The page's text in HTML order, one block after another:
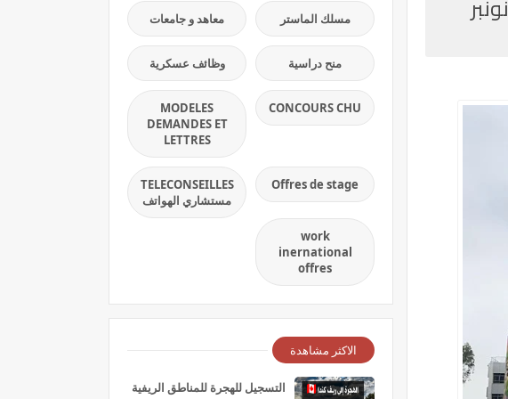
مباراة توظيف 1 مراقب داخلي بصندوق الإيداع والتدبير آخر أجل 28 نونبر مسلك الماستر معاهد و جامعات
منح دراسية وظائف عسكرية
CONCOURS CHU
MODELES
DEMANDES ET
LETTRES
Offres de stage
TELECONSEILLES
مستشاري الهواتف
work
inernational
offres
الاكثر مشاهدة
التسجيل للهجرة للمناطق الريفية